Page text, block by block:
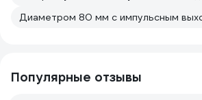
Диаметром 80 мм с импульсным
Популярные отзывы